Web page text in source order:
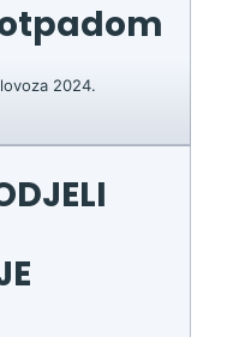
2024.